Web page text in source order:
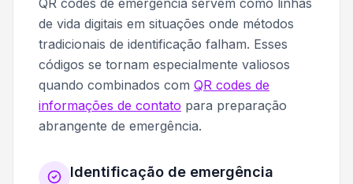
de vida digitais em situações onde métodos
tradicionais de identificação falham. Esses
códigos se tornam especialmente valiosos
quando combinados com QR codes de
informações de contato para preparação
abrangente de emergência.
Identificação de emergência